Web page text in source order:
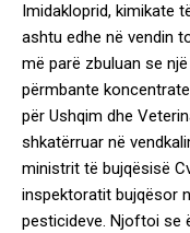
Imidakloprid, kimikate
ashtu edhe në vendin
më parë zbuluan se
përmbante
për Ushqim dhe
shkatërruar në
ministrit të bujqësisë
inspektoratit bujqësor
pesticideve. Njoftoi se